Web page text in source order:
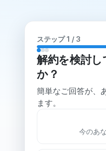
ステップ 1 / 3
解約を検討
か？
簡単なご回答が、
ます。
今のあ